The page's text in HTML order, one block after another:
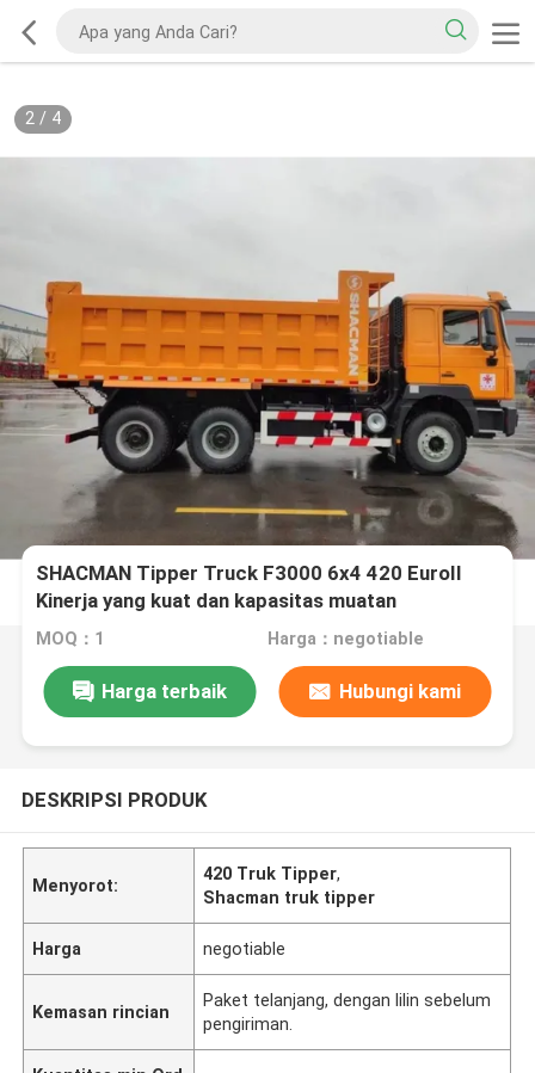
2/ 4
SHACMAN Tipper Truck F3000 6x4 420 EuroII
Kinerja yang kuat dan kapasitas muatan
MOQ：1 Harga：negotiable
Harga terbaik Hubungi kami
DESKRIPSI PRODUK
Menyorot:
420 Truk Tipper,
Shacman truk tipper
Harga negotiable
Kemasan rincian
Paket telanjang, dengan lilin sebelum
pengiriman.